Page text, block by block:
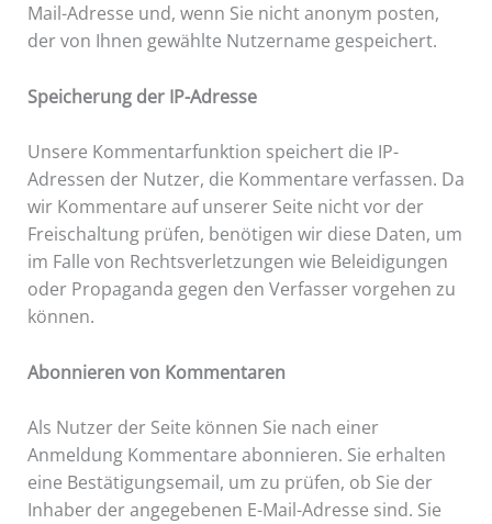
Mail-Adresse und, wenn Sie nicht anonym posten,
der von Ihnen gewählte Nutzername gespeichert.
Speicherung der IP-Adresse
Unsere Kommentarfunktion speichert die IP-
Adressen der Nutzer, die Kommentare verfassen. Da
wir Kommentare auf unserer Seite nicht vor der
Freischaltung prüfen, benötigen wir diese Daten, um
im Falle von Rechtsverletzungen wie Beleidigungen
oder Propaganda gegen den Verfasser vorgehen zu
können.
Abonnieren von Kommentaren
Als Nutzer der Seite können Sie nach einer
Anmeldung Kommentare abonnieren. Sie erhalten
eine Bestätigungsemail, um zu prüfen, ob Sie der
Inhaber der angegebenen E-Mail-Adresse sind. Sie